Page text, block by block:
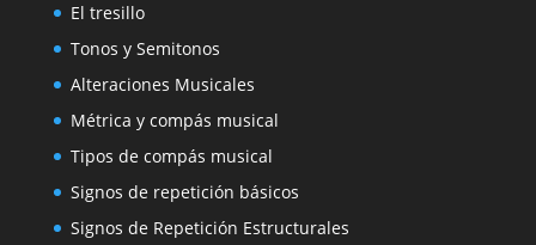
El tresillo
Tonos y Semitonos
Alteraciones Musicales
Métrica y compás musical
Tipos de compás musical
Signos de repetición básicos
Signos de Repetición Estructurales